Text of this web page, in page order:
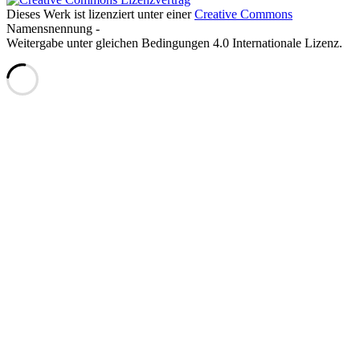
Dieses Werk ist lizenziert unter einerCreative Commons
Namensnennung -
Weitergabe unter gleichen Bedingungen 4.0 Internationale Lizenz.